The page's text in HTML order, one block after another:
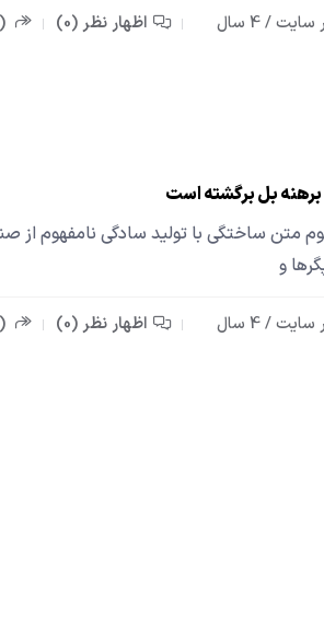
/ 4 سال اظهار نظر (0) (1.03K)
بل برگشته است
متن ساختگی با تولید سادگی نامفهوم از
و
/ 4 سال اظهار نظر (0) (998)